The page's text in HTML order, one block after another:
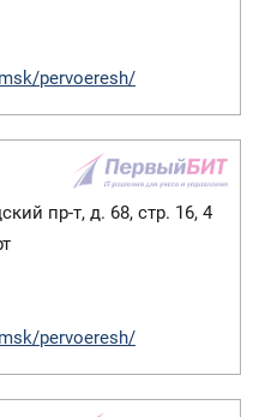
pervoeresh/
пр-т, д. 68, стр. 16, 4
pervoeresh/